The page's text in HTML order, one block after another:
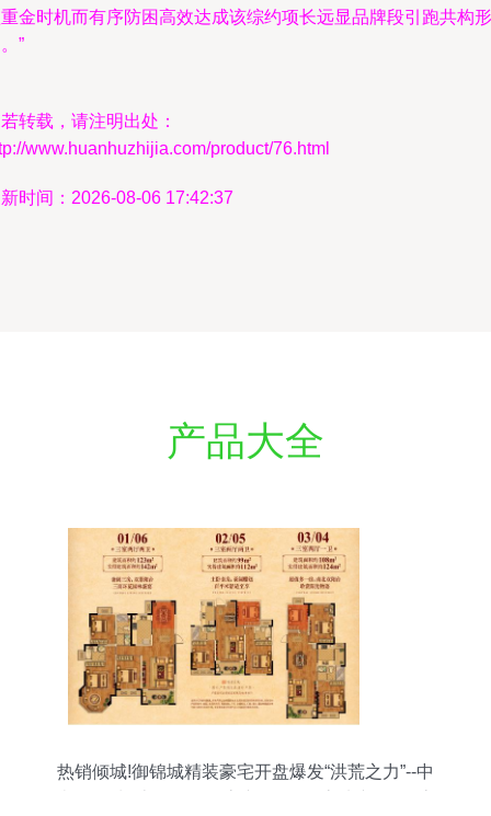
金时机而有序防困高效达成该综约项长远显品牌段引跑共构形
”
转载，请注明出处：
www.huanhuzhijia.com/product/76.html
时间：2026-08-06 17:42:37
产品大全
热销倾城!御锦城精装豪宅开盘爆发“洪荒之力”--中